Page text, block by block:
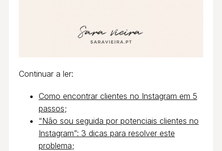
Continuar a ler:
Como encontrar clientes no Instagram em 5
passos;
“Não sou seguida por potenciais clientes no
Instagram”: 3 dicas para resolver este
problema;